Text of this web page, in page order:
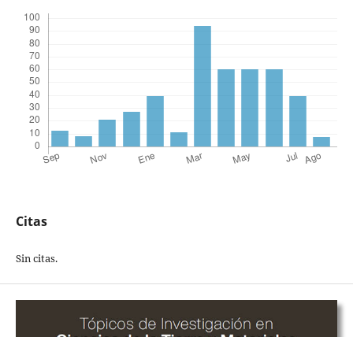
Citas
Sin citas.